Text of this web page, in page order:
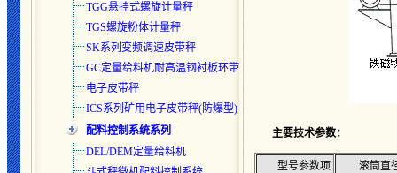
TGG悬挂式螺旋计量秤
TGS螺旋粉体计量秤
SK系列变频调速皮带秤
GC定量给料机耐高温钢衬板环带
电子皮带秤
ICS系列矿用电子皮带秤(防爆型)
配料控制系统系列
DEL/DEM定量给料机
主要技术参数：
型号参数项
滚筒直